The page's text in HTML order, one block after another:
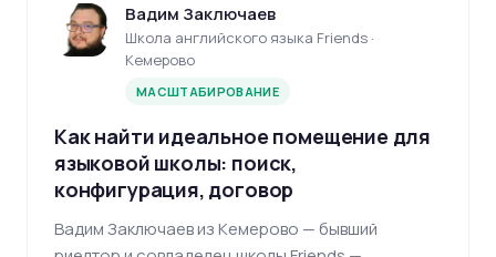
Вадим Заключаев
Школа английского языка Friends ·
Кемерово
МАСШТАБИРОВАНИЕ
Как найти идеальное помещение для
языковой школы: поиск,
конфигурация, договор
Вадим Заключаев из Кемерово — бывший